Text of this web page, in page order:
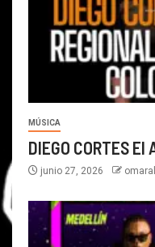
MÚSICA
DIEGO CORTES
junio 27, 2026